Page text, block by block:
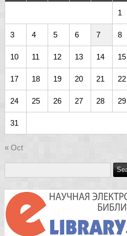
1
3 4 5 6 7 8
10 11 12 13 14 15
17 18 19 20 21 22
24 25 26 27 28 29
31
« Oct